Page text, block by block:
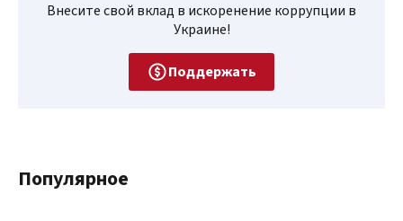
Внесите свой вклад в искоренение коррупции в
Украине!
Поддержать
Популярное